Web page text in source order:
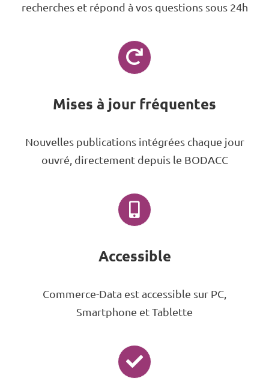
recherches et répond à vos questions sous 24h
Mises à jour fréquentes
Nouvelles publications intégrées chaque jour
ouvré, directement depuis le BODACC
Accessible
Commerce-Data est accessible sur PC,
Smartphone et Tablette